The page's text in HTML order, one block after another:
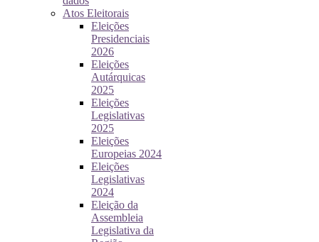
Atos Eleitorais
Eleições
Presidenciais
2026
Eleições
Autárquicas
2025
Eleições
Legislativas
2025
Eleições
Europeias 2024
Eleições
Legislativas
2024
Eleição da
Assembleia
Legislativa da